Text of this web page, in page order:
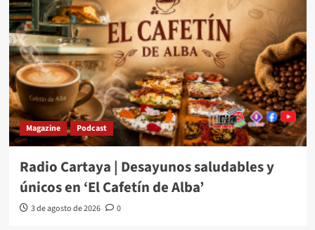
Magazine Podcast
Radio Cartaya | Desayunos saludables y
únicos en ‘El Cafetín de Alba’
3 de agosto de 2026 0